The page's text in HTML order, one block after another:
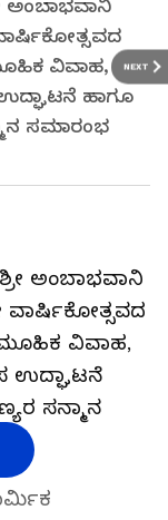
NEXT
ಅಂಬಾಭವಾನಿ
ವಿವಾಹ,
ಹಾಗೂ
ಸಮಾರಂಭ
ಅಂಬಾಭವಾನಿ
ವಿವಾಹ,
ಉದ್ಘಾಟನೆ
ಸನ್ಮಾನ